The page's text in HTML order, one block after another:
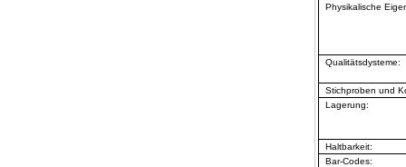
Physikalische
Qualitätsdysteme:
Stichproben und
Lagerung:
Haltbarkeit:
Bar-Codes: